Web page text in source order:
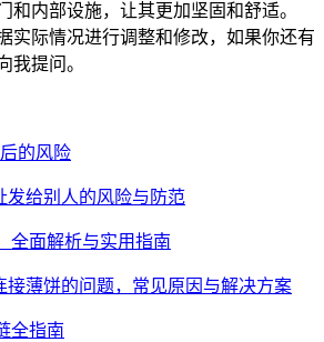
和内部设施，让其更加坚固和舒适。
实际情况进行调整和修改，如果你还有
我提问。
的风险
发给别人的风险与防范
全面解析与实用指南
接薄饼的问题，常见原因与解决方案
全指南